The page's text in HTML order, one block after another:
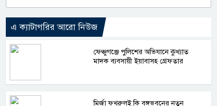
এ ক্যাটাগরির আরো নিউজ
ফেঞ্চুগঞ্জে পুলিশের অভিযানে কুখ্যাত
মাদক ব্যবসায়ী ইয়াবাসহ গ্রেফতার
মির্জা ফখরুলই কি বঙ্গভবনের নতুন